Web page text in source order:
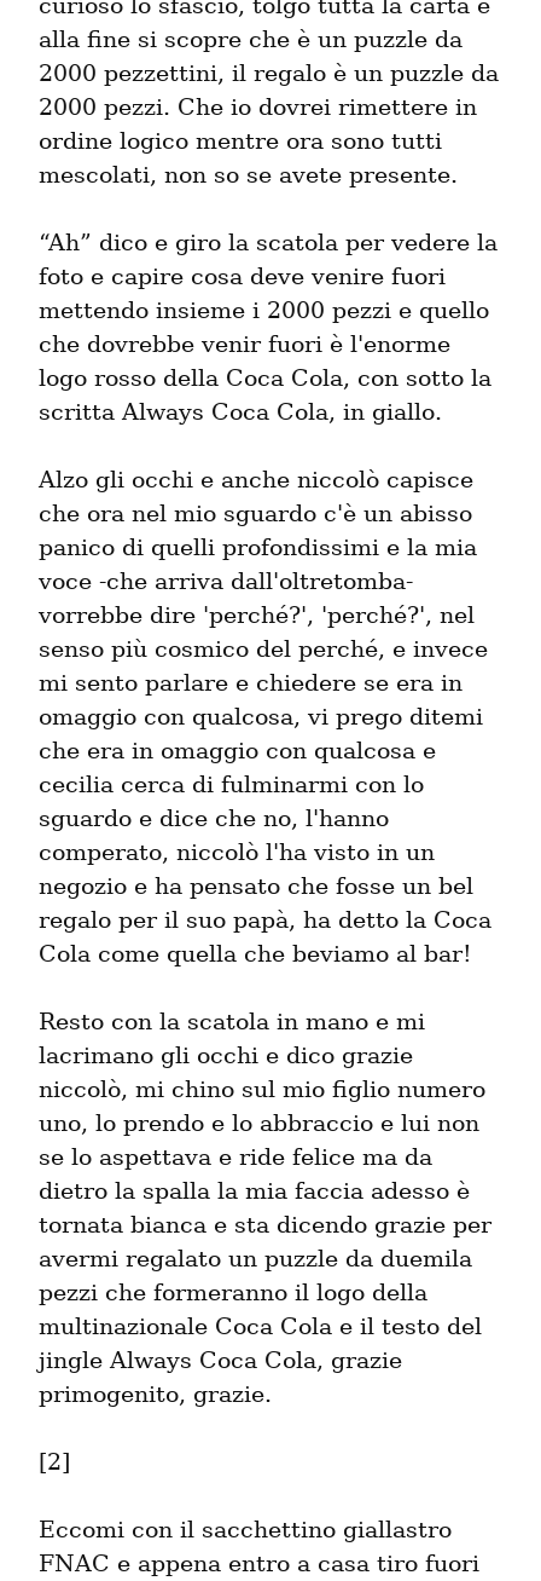
alla fine si scopre che è un puzzle da
2000 pezzettini, il regalo è un puzzle da
2000 pezzi. Che io dovrei rimettere in
ordine logico mentre ora sono tutti
mescolati, non so se avete presente.
“Ah” dico e giro la scatola per vedere la
foto e capire cosa deve venire fuori
mettendo insieme i 2000 pezzi e quello
che dovrebbe venir fuori è l'enorme
logo rosso della Coca Cola, con sotto la
scritta Always Coca Cola, in giallo.
Alzo gli occhi e anche niccolò capisce
che ora nel mio sguardo c'è un abisso
panico di quelli profondissimi e la mia
voce -che arriva dall'oltretomba-
vorrebbe dire 'perché?', 'perché?', nel
senso più cosmico del perché, e invece
mi sento parlare e chiedere se era in
omaggio con qualcosa, vi prego ditemi
che era in omaggio con qualcosa e
cecilia cerca di fulminarmi con lo
sguardo e dice che no, l'hanno
comperato, niccolò l'ha visto in un
negozio e ha pensato che fosse un bel
regalo per il suo papà, ha detto la Coca
Cola come quella che beviamo al bar!
Resto con la scatola in mano e mi
lacrimano gli occhi e dico grazie
niccolò, mi chino sul mio figlio numero
uno, lo prendo e lo abbraccio e lui non
se lo aspettava e ride felice ma da
dietro la spalla la mia faccia adesso è
tornata bianca e sta dicendo grazie per
avermi regalato un puzzle da duemila
pezzi che formeranno il logo della
multinazionale Coca Cola e il testo del
jingle Always Coca Cola, grazie
primogenito, grazie.
[2]
Eccomi con il sacchettino giallastro
FNAC e appena entro a casa tiro fuori